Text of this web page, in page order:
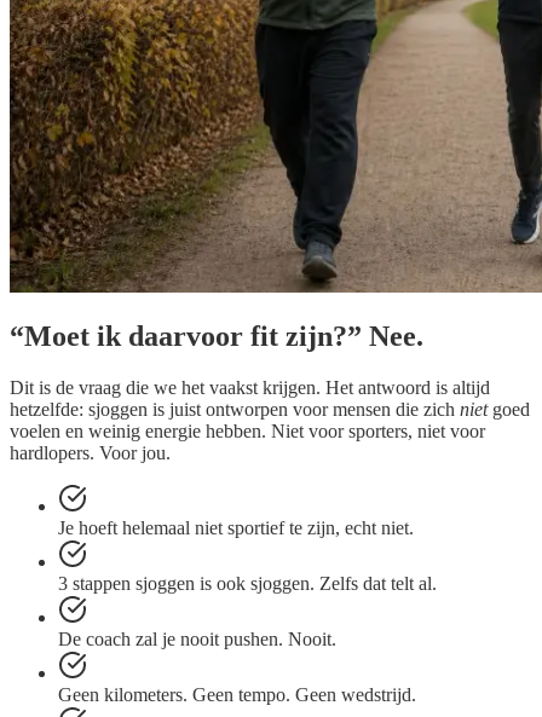
“Moet ik daarvoor fit zijn?” Nee.
Dit is de vraag die we het vaakst krijgen. Het antwoord is altijd
hetzelfde: sjoggen is juist ontworpen voor mensen die zich nietgoed
voelen en weinig energie hebben. Niet voor sporters, niet voor
hardlopers. Voor jou.
Je hoeft helemaal niet sportief te zijn, echt niet.
3 stappen sjoggen is ook sjoggen. Zelfs dat telt al.
De coach zal je nooit pushen. Nooit.
Geen kilometers. Geen tempo. Geen wedstrijd.